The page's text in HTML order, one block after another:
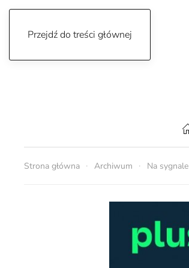
Przejdź do treści głównej
Strona główna Archiwum Na sygnale